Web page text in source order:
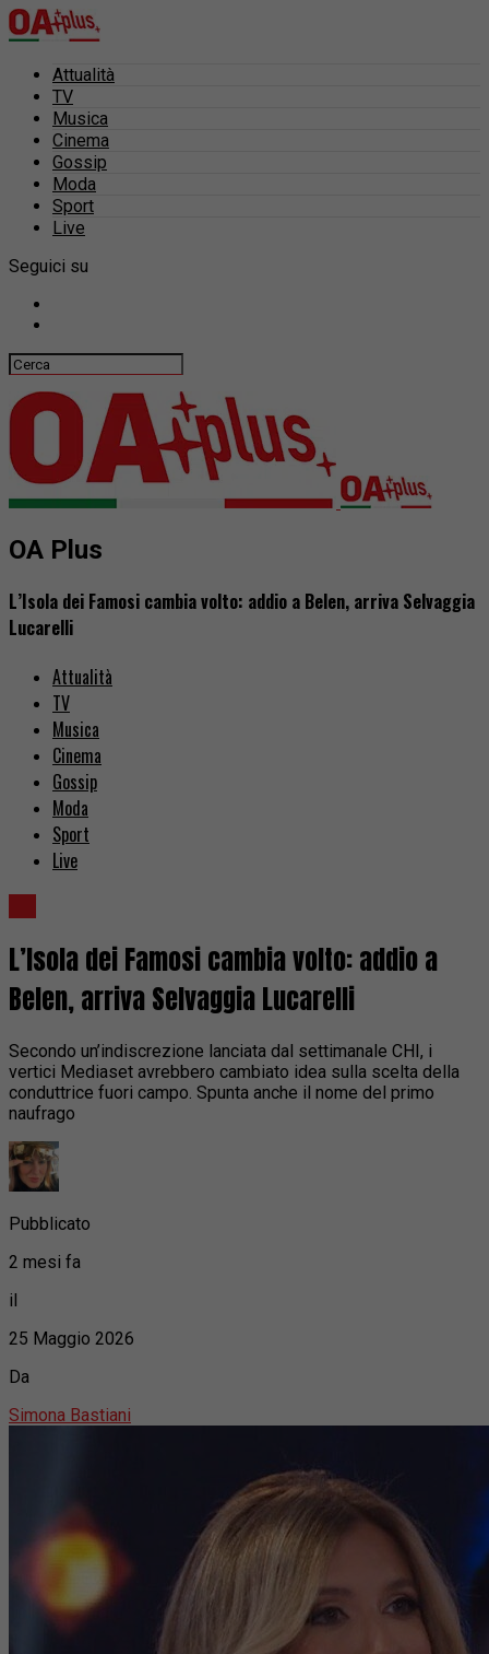
Attualità
TV
Musica
Cinema
Gossip
Moda
Sport
Live
Seguici su
OA Plus
L’Isola dei Famosi cambia volto: addio a Belen, arriva Selvaggia
Lucarelli
Attualità
TV
Musica
Cinema
Gossip
Moda
Sport
Live
L’Isola dei Famosi cambia volto: addio a
Belen, arriva Selvaggia Lucarelli
Secondo un’indiscrezione lanciata dal settimanale CHI, i
vertici Mediaset avrebbero cambiato idea sulla scelta della
conduttrice fuori campo. Spunta anche il nome del primo
naufrago
Pubblicato
2 mesi fa
il
25 Maggio 2026
Da
Simona Bastiani